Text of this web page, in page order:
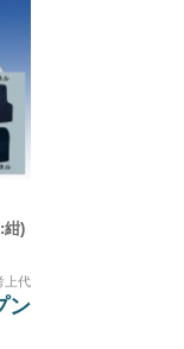
紺)
上代
ン